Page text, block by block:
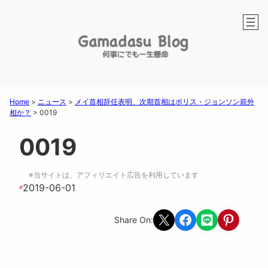
Home > ニュース > メイ首相辞任表明、次期首相はボリス・ジョンソン前外
相か？ > 0019
0019
※当サイトは、アフィリエイト広告を利用しています
#2019-06-01
Share On: Share on X Share on Facebook
Share on LINEShare on